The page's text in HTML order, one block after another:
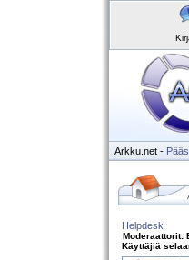
Arkku.net -
Helpdesk
Moderaattorit:
Käyttäjiä